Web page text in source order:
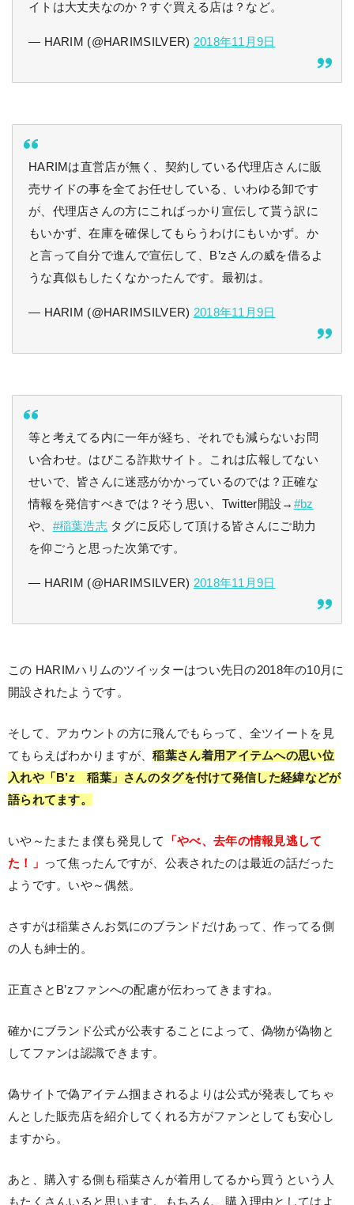
イトは大丈夫なのか？すぐ買える店は？など。
— HARIM (@HARIMSILVER) 2018年11月9日
HARIMは直営店が無く、契約している代理店さんに販
売サイドの事を全てお任せしている、いわゆる卸です
が、代理店さんの方にこればっかり宣伝して貰う訳に
もいかず、在庫を確保してもらうわけにもいかず。か
と言って自分で進んで宣伝して、B’zさんの威を借るよ
うな真似もしたくなかったんです。最初は。
— HARIM (@HARIMSILVER) 2018年11月9日
等と考えてる内に一年が経ち、それでも減らないお問
い合わせ。はびこる詐欺サイト。これは広報してない
せいで、皆さんに迷惑がかかっているのでは？正確な
情報を発信すべきでは？そう思い、Twitter開設→ #bz
や、 #稲葉浩志 タグに反応して頂ける皆さんにご助力
を仰ごうと思った次第です。
— HARIM (@HARIMSILVER) 2018年11月9日
この HARIMハリムのツイッターはつい先日の2018年の10月に
開設されたようです。
そして、アカウントの方に飛んでもらって、全ツイートを見
てもらえばわかりますが、稲葉さん着用アイテムへの思い位
入れや「B’z 稲葉」さんのタグを付けて発信した経緯などが
語られてます。
いや～たまたま僕も発見して
「やべ、去年の情報見逃して
た！」
って焦ったんですが、公表されたのは最近の話だった
ようです。いや～偶然。
さすがは稲葉さんお気にのブランドだけあって、作ってる側
の人も紳士的。
正直さとB’zファンへの配慮が伝わってきますね。
確かにブランド公式が公表することによって、偽物が偽物と
してファンは認識できます。
偽サイトで偽アイテム掴まされるよりは公式が発表してちゃ
んとした販売店を紹介してくれる方がファンとしても安心し
ますから。
あと、購入する側も稲葉さんが着用してるから買うという人
もたくさんいると思います。もちろん、購入理由としてはよ